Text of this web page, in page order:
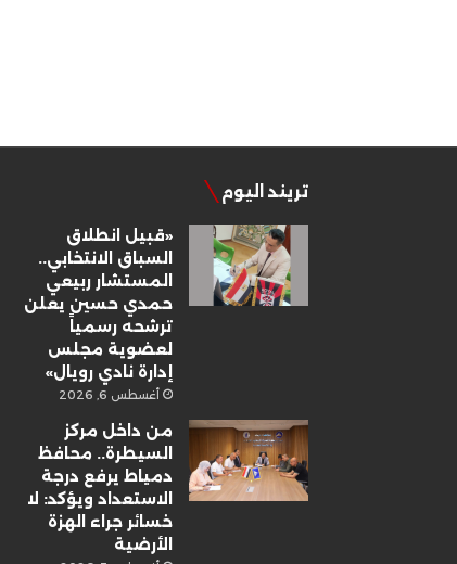
تريند اليوم
«قبيل انطلاق
السباق الانتخابي..
المستشار ربيعي
حمدي حسين يعلن
ترشحه رسمياً
لعضوية مجلس
إدارة نادي رويال»
أغسطس 6, 2026
من داخل مركز
السيطرة.. محافظ
دمياط يرفع درجة
الاستعداد ويؤكد: لا
خسائر جراء الهزة
الأرضية